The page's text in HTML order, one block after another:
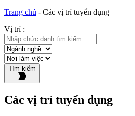
Trang chủ - Các vị trí tuyển dụng
Vị trí :
Tìm kiếm
Các vị trí tuyển dụng